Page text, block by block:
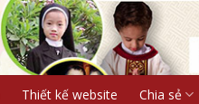
Thiết kế website Chia sẻ